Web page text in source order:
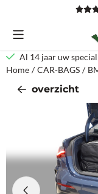
Cookievoorkeuren zijn
Al 14 jaar uw
Home / CAR-BAGS /
overzicht